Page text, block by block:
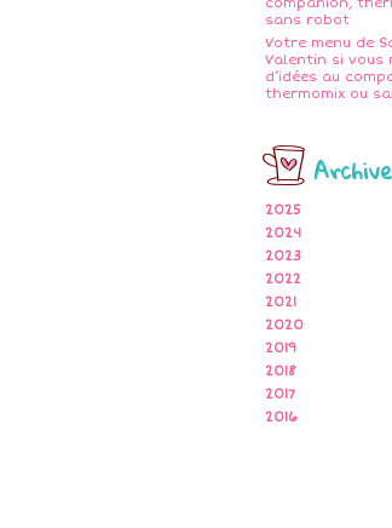
sans robot
Votre menu de
Valentin si vous
d’idées au
thermomix ou
2025
2024
2023
2022
2021
2020
2019
2018
2017
2016